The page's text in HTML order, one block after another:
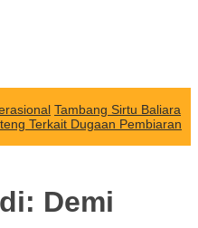
Tambang Sirtu Baliara
Terkait Dugaan Pembiaran
Demi